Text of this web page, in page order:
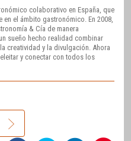
colaborativo en España, que
en el ámbito gastronómico. En 2008,
& Cía de manera
sueño hecho realidad combinar
creatividad y la divulgación. Ahora
y conectar con todos los